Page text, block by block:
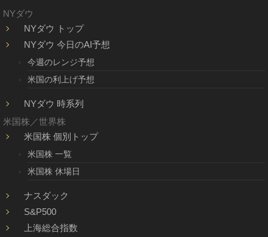
NYダウ
NYダウ トップ
NYダウ 今日のAI予想
今週のレンジ予想
米国の利上げ予想
NYダウ 時系列
米国株／世界株
米国株 個別トップ
米国株 一覧
米国株 休場日
ナスダック
S&P500
上海総合指数